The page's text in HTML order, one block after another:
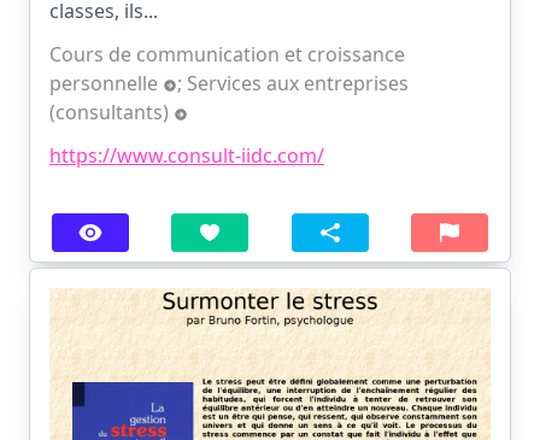
classes, ils...
Cours de communication et croissance
personnelle
; Services aux entreprises
(consultants)
https://www.consult-iidc.com/